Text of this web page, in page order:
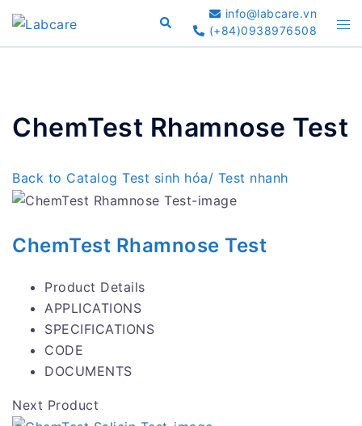
Skip
to
content
Search
info@labcare.vn
(+84)0938976508
ChemTest Rhamnose Test
Back to Catalog Test sinh hóa/ Test nhanh
ChemTest Rhamnose Test
Product Details
APPLICATIONS
SPECIFICATIONS
CODE
DOCUMENTS
Next Product